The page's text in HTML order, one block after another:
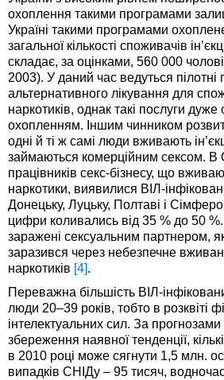
охоплення такими програмами
Україні такими програмами
загальної кількості споживачів
складає, за оцінками, 560 000
2003). У даний час ведуться пілотні
альтернативного лікування для
наркотиків, однак такі послуги
охопленням. Іншим чинником
одні й ті ж самі люди вживають
займаються комерційним сексом. В
працівників секс-бізнесу, що
наркотики, виявилися ВІЛ-
Донецьку, Луцьку, Полтаві і
цифри коливались від 35 % до 50
заражені сексуальним партнером,
заразився через небезпечне
наркотиків [4] .
Переважна більшість ВІЛ-
люди 20–39 років, тобто в розквіті
інтелектуальних сил. За прогнозами
збереження наявної тенденції,
в 2010 році може сягнути 1,5 млн.
випадків СНІДу – 95 тисяч,